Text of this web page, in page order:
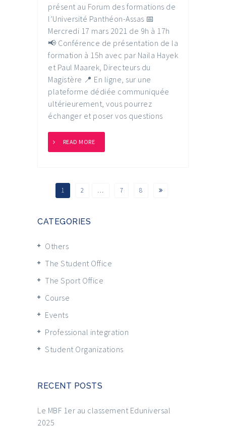
présent au Forum des formations de
l’Université Panthéon-Assas 📅
Mercredi 17 mars 2021 de 9h à 17h
📢 Conférence de présentation de la
formation à 15h avec par Naila Hayek
et Paul Maarek, Directeurs du
Magistère 📍 En ligne, sur une
plateforme dédiée communiquée
ultérieurement, vous pourrez
échanger et poser vos questions
READ MORE
1 2 … 7 8
CATEGORIES
Others
The Student Office
The Sport Office
Course
Events
Professional integration
Student Organizations
RECENT POSTS
Le MBF 1er au classement Eduniversal
2025